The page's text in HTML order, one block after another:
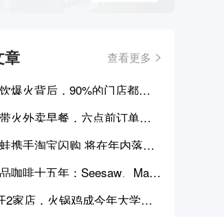
章 查看更多
爆火背后，90%的门店都只
其表的刻意作秀？
火外卖早餐，六点前订单大
，巴西比赛成“早餐带货王”
携手淘宝闪购 将在年内落地3
咖啡十五年：Seesaw、Man
Stand为何结出了不同的果
2家店，火锅鸡成今年大学城